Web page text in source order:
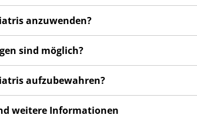
anzuwenden?
sind möglich?
aufzubewahren?
weitere Informationen